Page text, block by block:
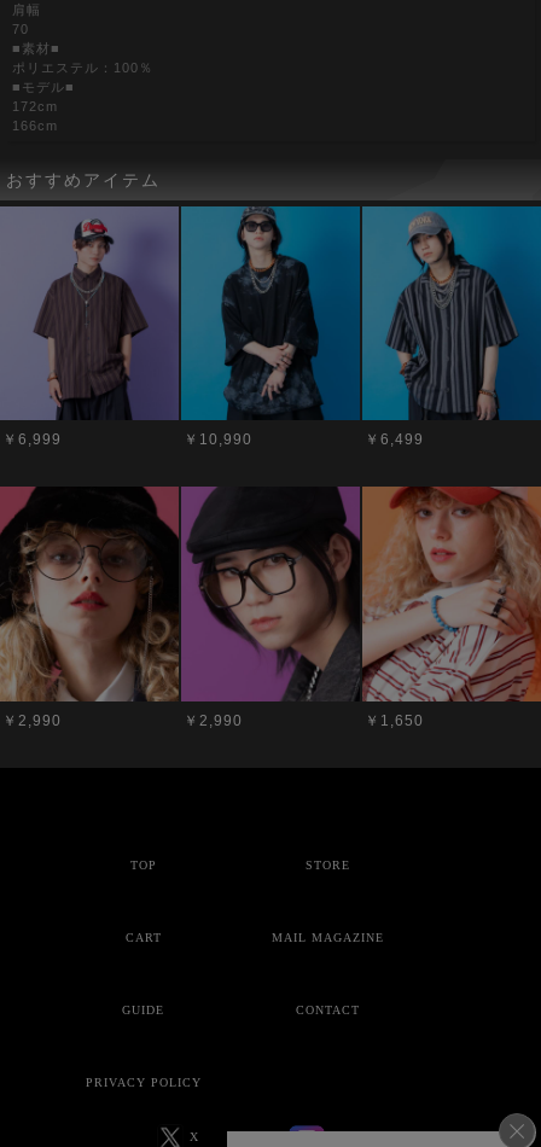
肩幅
70
■素材■
ポリエステル：100％
■モデル■
172cm
166cm
おすすめアイテム
￥6,999 ￥10,990 ￥6,499
￥2,990 ￥2,990 ￥1,650
TOP STORE
CART MAIL MAGAZINE
GUIDE CONTACT
PRIVACY POLICY
X